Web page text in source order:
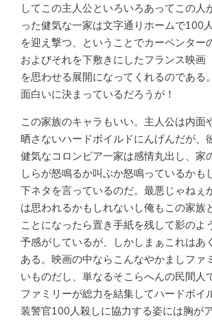
してこの主人公といろいろあってこの人
った健気な一家は文字通りホームで100
を迎え撃つ、ということでカーペンター
およびそれを下敷きにしたフランス映画
を思わせる展開になってくれるのである
面白いに決まっているだろうが！
この家族のキャラもいい。主人公は内面
晒さないハードボイルドにんげんだが、
健気なコロンビア一家は感情丸出し、家
しらが怒鳴るか叫ぶか怒鳴っているかも
下ネタを言っているのだ。最悪じゃねぇ
は思われるかもしれないし俺もこの家族
ことになったら置き手紙を残して影のよ
予感がしているが、しかしまぁこれはあ
ある。映画の中ならこんなやかましファ
いものだし、単なるそこらへんの民間人
ファミリーが総力を結集してハードボイ
装警官100人殺しに協力する姿には胸が